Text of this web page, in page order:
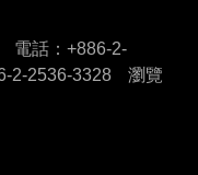
電話：+886-2-
2-2536-3328
瀏覽